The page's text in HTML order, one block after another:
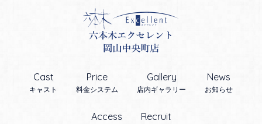
Cast
キャスト
Price
料金システム
Gallery
店内ギャラリー
News
お知らせ
Access Recruit